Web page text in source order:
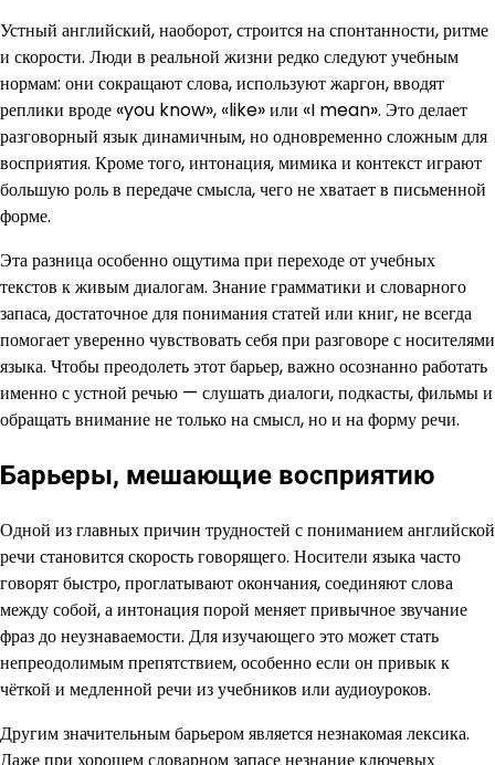
Устный английский, наоборот, строится на спонтанности, ритме
и скорости. Люди в реальной жизни редко следуют учебным
нормам: они сокращают слова, используют жаргон, вводят
реплики вроде «you know», «like» или «I mean». Это делает
разговорный язык динамичным, но одновременно сложным для
восприятия. Кроме того, интонация, мимика и контекст играют
большую роль в передаче смысла, чего не хватает в письменной
форме.
Эта разница особенно ощутима при переходе от учебных
текстов к живым диалогам. Знание грамматики и словарного
запаса, достаточное для понимания статей или книг, не всегда
помогает уверенно чувствовать себя при разговоре с носителями
языка. Чтобы преодолеть этот барьер, важно осознанно работать
именно с устной речью — слушать диалоги, подкасты, фильмы и
обращать внимание не только на смысл, но и на форму речи.
Барьеры, мешающие восприятию
Одной из главных причин трудностей с пониманием английской
речи становится скорость говорящего. Носители языка часто
говорят быстро, проглатывают окончания, соединяют слова
между собой, а интонация порой меняет привычное звучание
фраз до неузнаваемости. Для изучающего это может стать
непреодолимым препятствием, особенно если он привык к
чёткой и медленной речи из учебников или аудиоуроков.
Другим значительным барьером является незнакомая лексика.
Даже при хорошем словарном запасе незнание ключевых